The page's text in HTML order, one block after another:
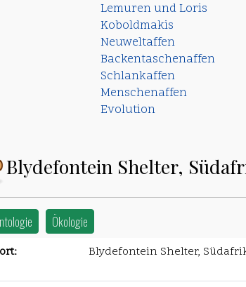
Lemuren und Loris
Koboldmakis
Neuweltaffen
Backentaschenaffen
Schlankaffen
Menschenaffen
Evolution
Blydefontein Shelter,
Ökologie
Blydefontein Shelter,